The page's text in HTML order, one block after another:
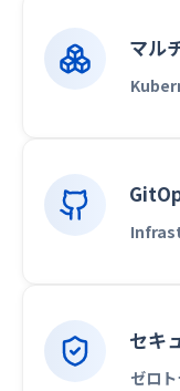
マル
セキ
ゼロ